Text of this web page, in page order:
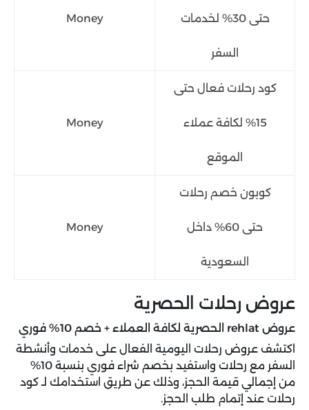
حتى 30% لخدمات
السفر
Money
كود رحلات فعال حتى
15% لكافة عملاء
الموقع
Money
كوبون خصم رحلات
حتى 60% داخل
السعودية
Money
عروض رحلات الحصرية
عروض rehlat الحصرية لكافة العملاء + خصم 10% فوري
اكتشف عروض رحلات اليومية الفعال على خدمات وأنشطة
السفر مع رحلات واستفيد بخصم شراء فوري بنسبة 10%
من إجمالي قيمة الحجز، وذلك عن طريق استخدامك لـ كود
رحلات عند إتمام طلب الحجز.